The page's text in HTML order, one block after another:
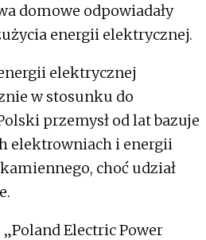
domowe odpowiadały
energii elektrycznej.
elektrycznej
w stosunku do
przemysł od lat bazuje
elektrowniach i energii
choć udział
Electric Power